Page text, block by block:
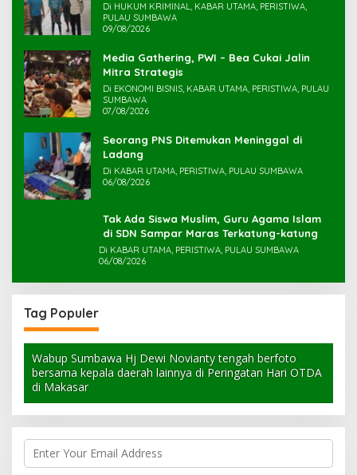
Di HUKUM KRIMINAL, KABAR UTAMA, PERISTIWA,
PULAU SUMBAWA
09/08/2026
Media Gathering, PWI – Bea Cukai Jalin
Mitra Strategis
Di EKONOMI BISNIS, KABAR UTAMA, PERISTIWA, PULAU
SUMBAWA
07/08/2026
Seorang PNS Ditemukan Meninggal di
Ladang
Di KABAR UTAMA, PERISTIWA, PULAU SUMBAWA
06/08/2026
Tak Ada Siswa Muslim, Guru Agama Islam
di SDN Sampar Maras Terkatung-katung ‎
Di KABAR UTAMA, PERISTIWA, PULAU SUMBAWA
06/08/2026
Tag Populer
Wabup Sumbawa Hj Dewi Novianty tengah berfoto
bersama kepala daerah lainnya di Peringatan Hari OTDA
di Makasar